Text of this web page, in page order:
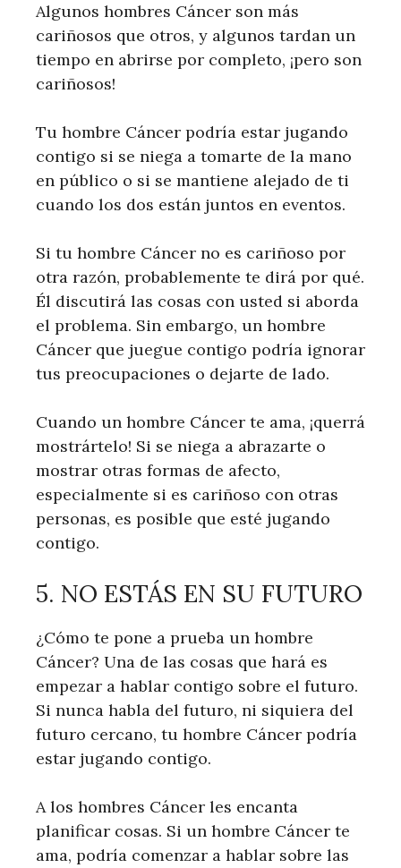
Algunos hombres Cáncer son más
cariñosos que otros, y algunos tardan un
tiempo en abrirse por completo, ¡pero son
cariñosos!
Tu hombre Cáncer podría estar jugando
contigo si se niega a tomarte de la mano
en público o si se mantiene alejado de ti
cuando los dos están juntos en eventos.
Si tu hombre Cáncer no es cariñoso por
otra razón, probablemente te dirá por qué.
Él discutirá las cosas con usted si aborda
el problema. Sin embargo, un hombre
Cáncer que juegue contigo podría ignorar
tus preocupaciones o dejarte de lado.
Cuando un hombre Cáncer te ama, ¡querrá
mostrártelo! Si se niega a abrazarte o
mostrar otras formas de afecto,
especialmente si es cariñoso con otras
personas, es posible que esté jugando
contigo.
5. NO ESTÁS EN SU FUTURO
¿Cómo te pone a prueba un hombre
Cáncer? Una de las cosas que hará es
empezar a hablar contigo sobre el futuro.
Si nunca habla del futuro, ni siquiera del
futuro cercano, tu hombre Cáncer podría
estar jugando contigo.
A los hombres Cáncer les encanta
planificar cosas. Si un hombre Cáncer te
ama, podría comenzar a hablar sobre las